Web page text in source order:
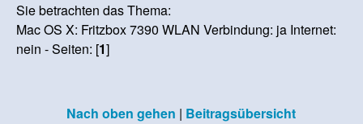
Sie betrachten das Thema:
Mac OS X: Fritzbox 7390 WLAN Verbindung: ja Internet:
nein - Seiten: [1]
Nach oben gehen | Beitragsübersicht